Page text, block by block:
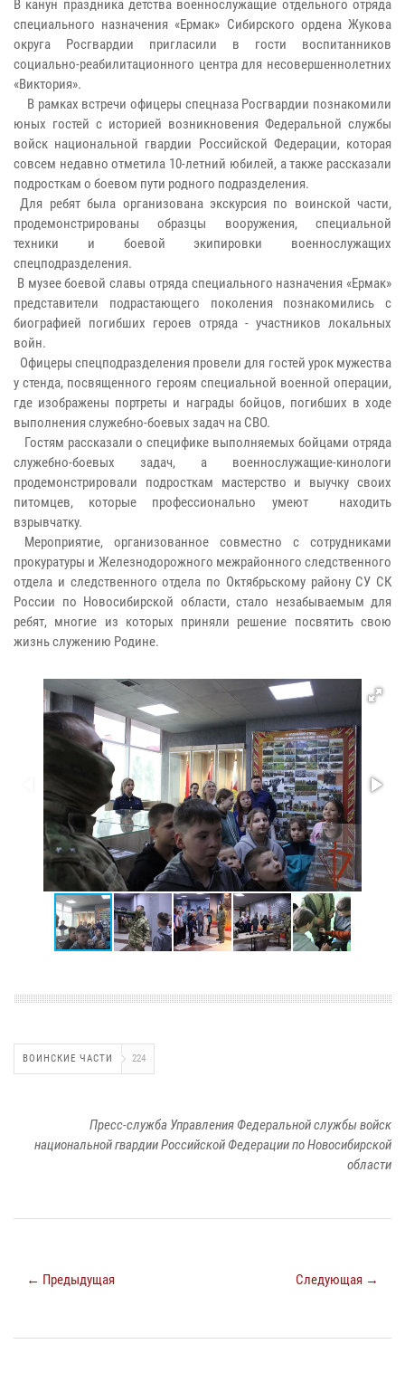
В канун праздника детства военнослужащие отдельного отряда
специального назначения «Ермак» Сибирского ордена Жукова
округа Росгвардии пригласили в гости воспитанников
социально-реабилитационного центра для несовершеннолетних
«Виктория».
В рамках встречи офицеры спецназа Росгвардии познакомили
юных гостей с историей возникновения Федеральной службы
войск национальной гвардии Российской Федерации, которая
совсем недавно отметила 10-летний юбилей, а также рассказали
подросткам о боевом пути родного подразделения.
Для ребят была организована экскурсия по воинской части,
продемонстрированы образцы вооружения, специальной
техники и боевой экипировки военнослужащих
спецподразделения.
В музее боевой славы отряда специального назначения «Ермак»
представители подрастающего поколения познакомились с
биографией погибших героев отряда - участников локальных
войн.
Офицеры спецподразделения провели для гостей урок мужества
у стенда, посвященного героям специальной военной операции,
где изображены портреты и награды бойцов, погибших в ходе
выполнения служебно-боевых задач на СВО.
Гостям рассказали о специфике выполняемых бойцами отряда
служебно-боевых задач, а военнослужащие-кинологи
продемонстрировали подросткам мастерство и выучку своих
питомцев, которые профессионально умеют находить
взрывчатку.
Мероприятие, организованное совместно с сотрудниками
прокуратуры и Железнодорожного межрайонного следственного
отдела и следственного отдела по Октябрьскому району СУ СК
России по Новосибирской области, стало незабываемым для
ребят, многие из которых приняли решение посвятить свою
жизнь служению Родине.
ВОИНСКИЕ ЧАСТИ 224
Пресс-служба Управления Федеральной службы войск
национальной гвардии Российской Федерации по Новосибирской
области
← Предыдущая Следующая →